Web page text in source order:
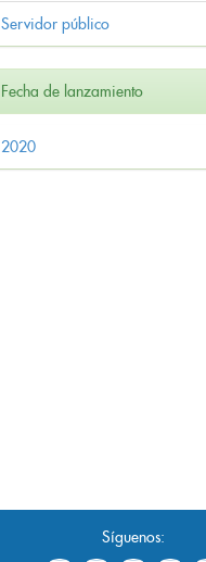
Servidor público
Fecha de lanzamiento
2020
Síguenos: